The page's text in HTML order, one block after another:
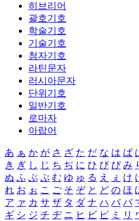
히브리어
괄호기호
학술기호
기술기호
첨자기호
라틴문자
러시아문자
단위기호
일반기호
로마자
아랍어
あ ぁ か が さ ざ た だ な は ば
き ぎ し じ ち ぢ に ひ び ぴ み
ぬ ふ ぶ ぷ む ゆ ゅ る え ぇ け
れ お ぉ こ ご そ ぞ と ど の ほ
ア ァ カ サ ザ タ ダ ナ ハ バ パ
ギ シ ジ チ ヂ ニ ヒ ビ ピ ミ リ